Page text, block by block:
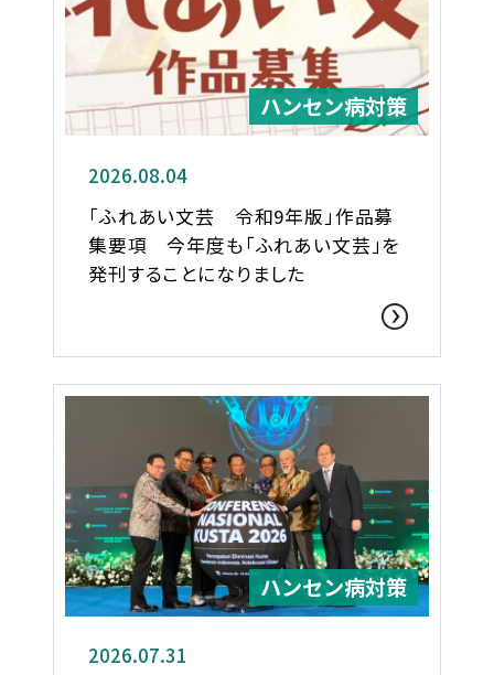
ハンセン病対策
2026.08.04
「ふれあい文芸 令和9年版」作品募
集要項 今年度も「ふれあい文芸」を
発刊することになりました
ハンセン病対策
2026.07.31